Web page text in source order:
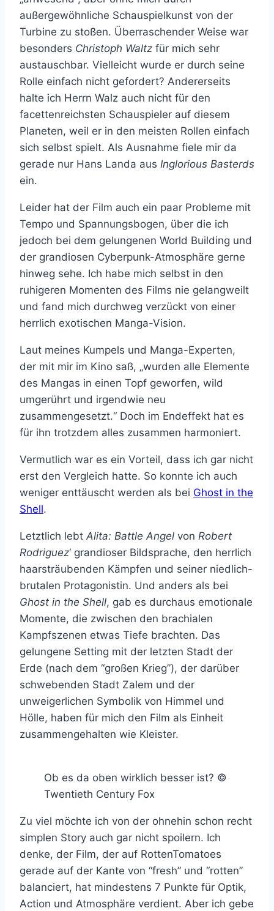
außergewöhnliche Schauspielkunst von der
Turbine zu stoßen. Überraschender Weise war
besonders Christoph Waltz für mich sehr
austauschbar. Vielleicht wurde er durch seine
Rolle einfach nicht gefordert? Andererseits
halte ich Herrn Walz auch nicht für den
facettenreichsten Schauspieler auf diesem
Planeten, weil er in den meisten Rollen einfach
sich selbst spielt. Als Ausnahme fiele mir da
gerade nur Hans Landa aus Inglorious Basterds
ein.
Leider hat der Film auch ein paar Probleme mit
Tempo und Spannungsbogen, über die ich
jedoch bei dem gelungenen World Building und
der grandiosen Cyberpunk-Atmosphäre gerne
hinweg sehe. Ich habe mich selbst in den
ruhigeren Momenten des Films nie gelangweilt
und fand mich durchweg verzückt von einer
herrlich exotischen Manga-Vision.
Laut meines Kumpels und Manga-Experten,
der mit mir im Kino saß, „wurden alle Elemente
des Mangas in einen Topf geworfen, wild
umgerührt und irgendwie neu
zusammengesetzt.“ Doch im Endeffekt hat es
für ihn trotzdem alles zusammen harmoniert.
Vermutlich war es ein Vorteil, dass ich gar nicht
erst den Vergleich hatte. So konnte ich auch
weniger enttäuscht werden als bei Ghost in the
Shell.
Letztlich lebt Alita: Battle Angel von Robert
Rodriguez‘ grandioser Bildsprache, den herrlich
haarsträubenden Kämpfen und seiner niedlich-
brutalen Protagonistin. Und anders als bei
Ghost in the Shell, gab es durchaus emotionale
Momente, die zwischen den brachialen
Kampfszenen etwas Tiefe brachten. Das
gelungene Setting mit der letzten Stadt der
Erde (nach dem “großen Krieg”), der darüber
schwebenden Stadt Zalem und der
unweigerlichen Symbolik von Himmel und
Hölle, haben für mich den Film als Einheit
zusammengehalten wie Kleister.
Ob es da oben wirklich besser ist? ©
Twentieth Century Fox
Zu viel möchte ich von der ohnehin schon recht
simplen Story auch gar nicht spoilern. Ich
denke, der Film, der auf RottenTomatoes
gerade auf der Kante von “fresh” und “rotten”
balanciert, hat mindestens 7 Punkte für Optik,
Action und Atmosphäre verdient. Aber ich gebe